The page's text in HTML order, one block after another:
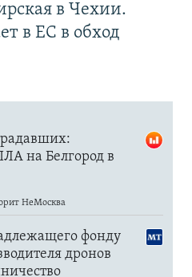
в Чехии.
в ЕС в обход